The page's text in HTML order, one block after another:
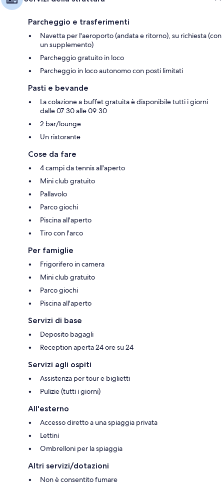
Parcheggio e trasferimenti
Navetta per l'aeroporto (andata e ritorno), su richiesta (con
un supplemento)
Parcheggio gratuito in loco
Parcheggio in loco autonomo con posti limitati
Pasti e bevande
La colazione a buffet gratuita è disponibile tutti i giorni
dalle 07:30 alle 09:30
2 bar/lounge
Un ristorante
Cose da fare
4 campi da tennis all'aperto
Mini club gratuito
Pallavolo
Parco giochi
Piscina all'aperto
Tiro con l'arco
Per famiglie
Frigorifero in camera
Mini club gratuito
Parco giochi
Piscina all'aperto
Servizi di base
Deposito bagagli
Reception aperta 24 ore su 24
Servizi agli ospiti
Assistenza per tour e biglietti
Pulizie (tutti i giorni)
All'esterno
Accesso diretto a una spiaggia privata
Lettini
Ombrelloni per la spiaggia
Altri servizi/dotazioni
Non è consentito fumare